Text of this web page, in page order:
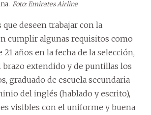
Foto: Emirates Airline
que deseen trabajar con la
cumplir algunas requisitos como
21 años en la fecha de la selección,
brazo extendido y de puntillas los
graduado de escuela secundaria
del inglés (hablado y escrito),
visibles con el uniforme y buena